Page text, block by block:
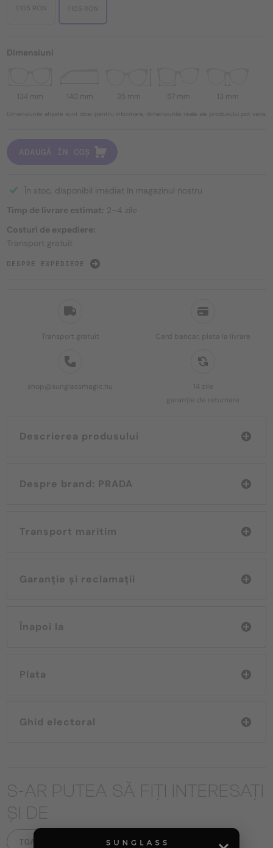
Transport gratuit Card bancar, plata la livrare
shop@sunglassmagic.hu
14 zile
garanție de returnare
Descrierea produsului
Despre brand: PRADA
Transport maritim
Garanție și reclamații
Înapoi la
Plata
Ghid electoral
1 105 RON 1 105 RON
Dimensiuni
134 mm 140 mm 35 mm 57 mm 13 mm
Dimensiunile afișate sunt doar pentru informare, dimensiunile reale ale produsului pot varia.
ADAUGĂ ÎN COȘ
În stoc, disponibil imediat în magazinul nostru
Timp de livrare estimat: 2–4 zile
Costuri de expediere:
Transport gratuit
DESPRE EXPEDIERE
S-AR PUTEA SĂ FIȚI INTERESAȚI
ȘI DE
TOATE PRODUSELE